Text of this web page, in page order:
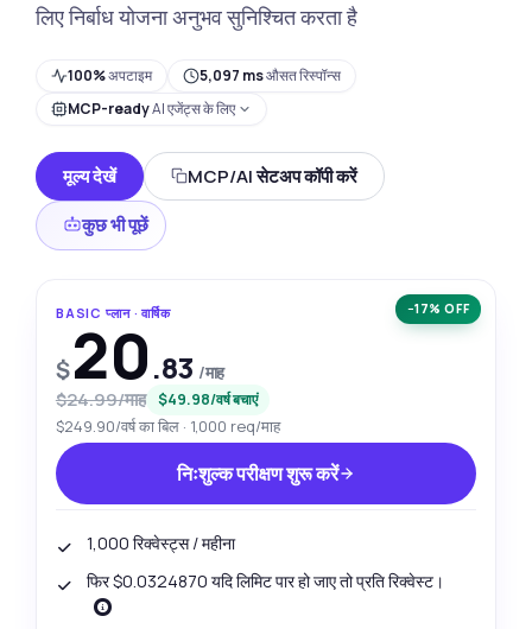
लिए निर्बाध योजना अनुभव सुनिश्चित करता है
100%अपटाइम 5,097 msऔसत रिस्पॉन्स
MCP-readyAI एजेंट्स के लिए
मूल्य देखें
MCP/AI सेटअप कॉपी करें
कुछ भी पूछें
−17% OFF
BASIC प्लान · वार्षिक
$20.83 /माह
$24.99/माह $49.98/वर्ष बचाएं
$249.90/वर्ष का बिल · 1,000 req/माह
निःशुल्क परीक्षण शुरू करें
1,000 रिक्वेस्ट्स / महीना
फिर $0.0324870 यदि लिमिट पार हो जाए तो प्रति रिक्वेस्ट।